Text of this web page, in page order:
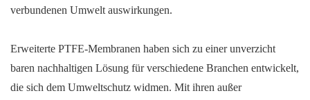
verbundenen Umwelt auswirkungen.
Erweiterte PTFE-Membranen haben sich zu einer unverzicht
baren nachhaltigen Lösung für verschiedene Branchen entwickelt,
die sich dem Umweltschutz widmen. Mit ihren außer